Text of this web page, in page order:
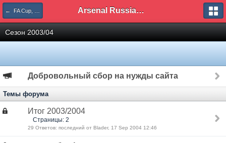
← FA Cup, Carling Cup Arsenal Russian Speaking Supporters Club
Сезон 2003/04
Добровольный сбор на нужды сайта
Темы форума
Итог 2003/2004
Страницы: 2
29 Ответов: последний от Blader, 17 Sep 2004 12:46